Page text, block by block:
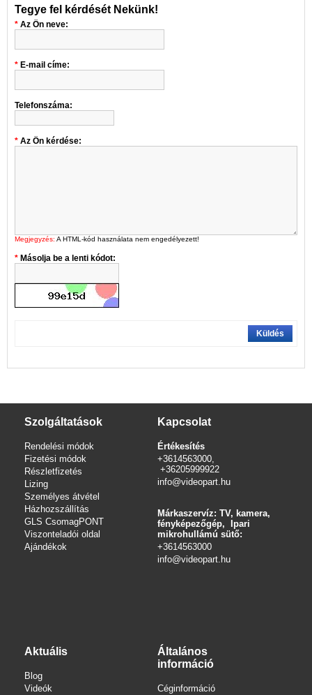
Tegye fel kérdését Nekünk!
Az Ön neve:
E-mail címe:
Telefonszáma:
Az Ön kérdése:
Megjegyzés: A HTML-kód használata nem engedélyezett!
Másolja be a lenti kódot:
Küldés
Szolgáltatások
Rendelési módok
Fizetési módok
Részletfizetés
Lizing
Személyes átvétel
Házhozszállítás
GLS CsomagPONT
Viszonteladói oldal
Ajándékok
Kapcsolat
Értékesítés
+3614563000,
+36205999922
info@videopart.hu
Márkaszervíz: TV, kamera,
fényképezőgép, Ipari
mikrohullámú sütő:
+3614563000
info@videopart.hu
Aktuális
Blog
Videók
Általános
információ
Céginformáció